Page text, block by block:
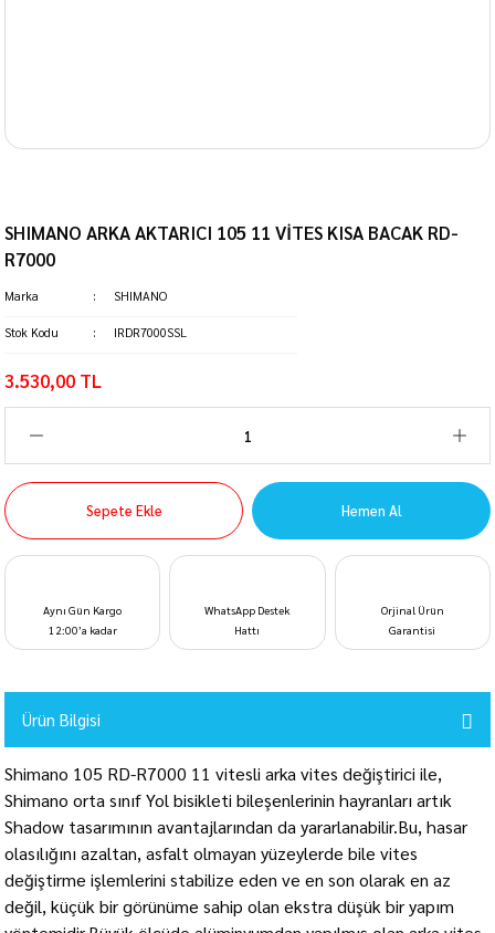
SHIMANO ARKA AKTARICI 105 11 VİTES KISA BACAK RD-
R7000
Marka SHIMANO
Stok Kodu IRDR7000SSL
3.530,00 TL
Sepete Ekle Hemen Al
Aynı Gün Kargo
12:00’a kadar
WhatsApp Destek
Hattı
Orjinal Ürün
Garantisi
Ürün Bilgisi
Shimano 105 RD-R7000 11 vitesli arka vites değiştirici ile,
Shimano orta sınıf Yol bisikleti bileşenlerinin hayranları artık
Shadow tasarımının avantajlarından da yararlanabilir.Bu, hasar
olasılığını azaltan, asfalt olmayan yüzeylerde bile vites
değiştirme işlemlerini stabilize eden ve en son olarak en az
değil, küçük bir görünüme sahip olan ekstra düşük bir yapım